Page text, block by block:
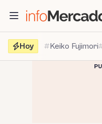
contenido
Hoy
Keiko Fujimori